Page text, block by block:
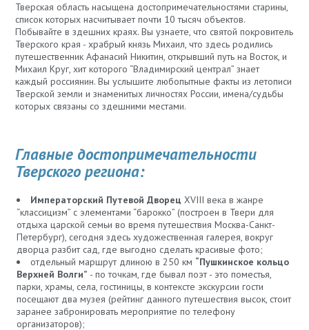
Тверская область насыщена достопримечательностями старины,
список которых насчитывает почти 10 тысяч объектов.
Побывайте в здешних краях. Вы узнаете, что святой покровитель
Тверского края - храбрый князь Михаил, что здесь родились
путешественник Афанасий Никитин, открывший путь на Восток, и
Михаил Круг, хит которого “Владимирский централ” знает
каждый россиянин. Вы услышите любопытные факты из летописи
Тверской земли и знаменитых личностях России, имена/судьбы
которых связаны со здешними местами.
Главные достопримечательности
Тверского региона:
Императорский Путевой Дворец XVIII века в жанре
“классицизм” с элементами “барокко” (построен в Твери для
отдыха царской семьи во время путешествия Москва-Санкт-
Петербург), сегодня здесь художественная галерея, вокруг
дворца разбит сад, где выгодно сделать красивые фото;
отдельный маршрут длиною в 250 км “Пушкинское кольцо
Верхней Волги” - по точкам, где бывал поэт - это поместья,
парки, храмы, села, гостиницы, в контексте экскурсии гости
посещают два музея (рейтинг данного путешествия высок, стоит
заранее забронировать мероприятие по телефону
организаторов);